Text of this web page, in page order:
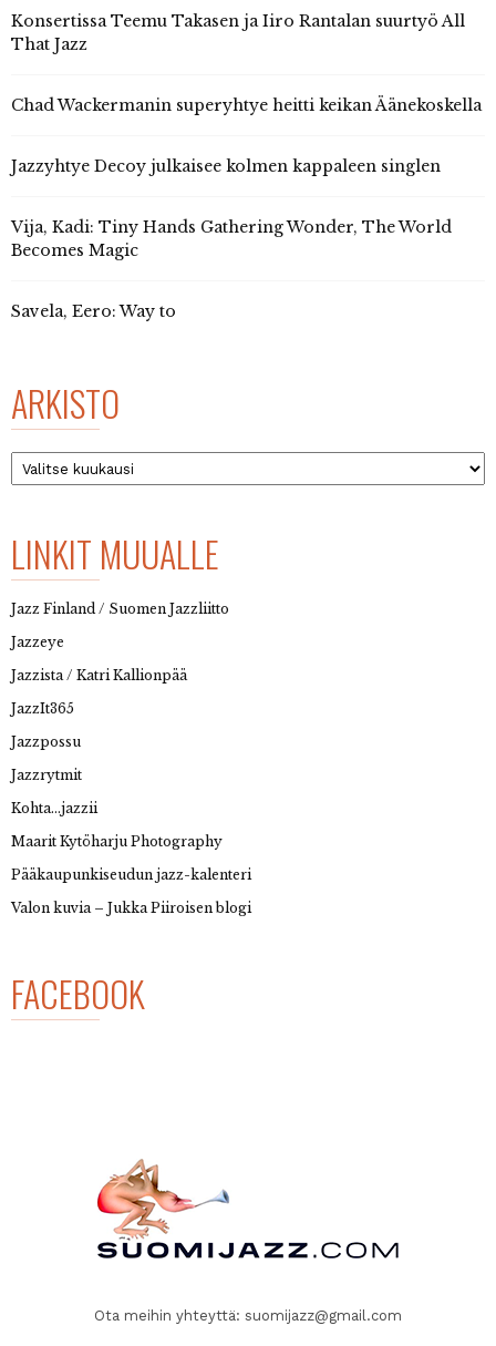
Konsertissa Teemu Takasen ja Iiro Rantalan suurtyö All
That Jazz
Chad Wackermanin superyhtye heitti keikan Äänekoskella
Jazzyhtye Decoy julkaisee kolmen kappaleen singlen
Vija, Kadi: Tiny Hands Gathering Wonder, The World
Becomes Magic
Savela, Eero: Way to
ARKISTO
Arkisto
LINKIT MUUALLE
Jazz Finland / Suomen Jazzliitto
Jazzeye
Jazzista / Katri Kallionpää
JazzIt365
Jazzpossu
Jazzrytmit
Kohta…jazzii
Maarit Kytöharju Photography
Pääkaupunkiseudun jazz-kalenteri
Valon kuvia – Jukka Piiroisen blogi
FACEBOOK
Ota meihin yhteyttä: suomijazz@gmail.com